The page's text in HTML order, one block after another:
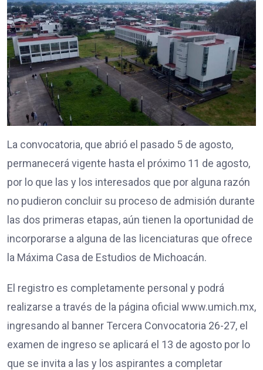
La convocatoria, que abrió el pasado 5 de agosto,
permanecerá vigente hasta el próximo 11 de agosto,
por lo que las y los interesados que por alguna razón
no pudieron concluir su proceso de admisión durante
las dos primeras etapas, aún tienen la oportunidad de
incorporarse a alguna de las licenciaturas que ofrece
la Máxima Casa de Estudios de Michoacán.
El registro es completamente personal y podrá
realizarse a través de la página oficial www.umich.mx,
ingresando al banner Tercera Convocatoria 26-27, el
examen de ingreso se aplicará el 13 de agosto por lo
que se invita a las y los aspirantes a completar